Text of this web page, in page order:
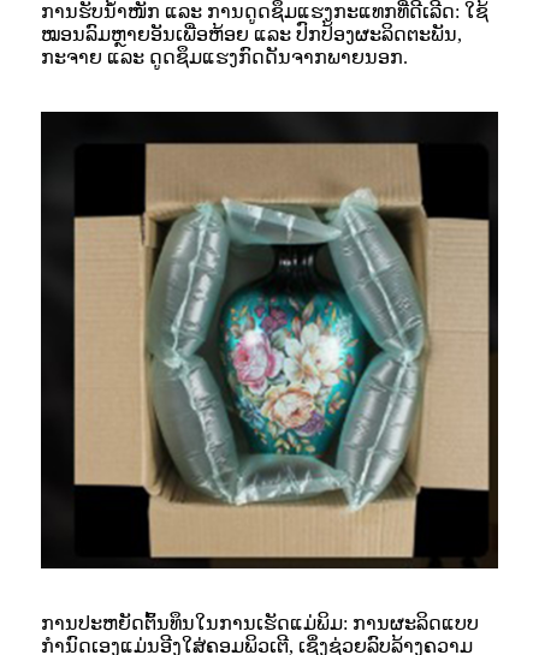
ການຮັບນ້ຳໜັກ ແລະ ການດູດຊຶມແຮງກະແທກທີ່ດີເລີດ: ໃຊ້
ໝອນລົມຫຼາຍອັນເພື່ອຫ້ອຍ ແລະ ປົກປ້ອງຜະລິດຕະພັນ,
ກະຈາຍ ແລະ ດູດຊຶມແຮງກົດດັນຈາກພາຍນອກ.
ການປະຫຍັດຕົ້ນທຶນໃນການເຮັດແມ່ພິມ: ການຜະລິດແບບ
ກຳນົດເອງແມ່ນອີງໃສ່ຄອມພິວເຕີ, ເຊິ່ງຊ່ວຍລົບລ້າງຄວາມ